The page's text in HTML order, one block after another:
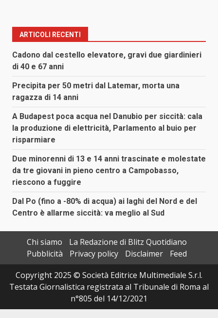
ARTICOLI RECENTI
Cadono dal cestello elevatore, gravi due giardinieri
di 40 e 67 anni
Precipita per 50 metri dal Latemar, morta una
ragazza di 14 anni
A Budapest poca acqua nel Danubio per siccità: cala
la produzione di elettricità, Parlamento al buio per
risparmiare
Due minorenni di 13 e 14 anni trascinate e molestate
da tre giovani in pieno centro a Campobasso,
riescono a fuggire
Dal Po (fino a -80% di acqua) ai laghi del Nord e del
Centro è allarme siccità: va meglio al Sud
Chi siamo
La Redazione di Blitz Quotidiano
Pubblicità
Privacy policy Disclaimer
Feed
Copyright 2025 © Società Editrice Multimediale S.r.l.
Testata Giornalistica registrata al Tribunale di Roma al
n°805 del 14/12/2021